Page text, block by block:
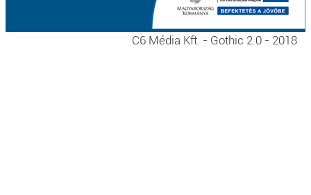
C6 Média Kft. - Gothic 2.0 - 2018